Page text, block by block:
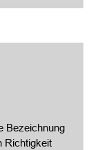
Bezeichnung
Richtigkeit